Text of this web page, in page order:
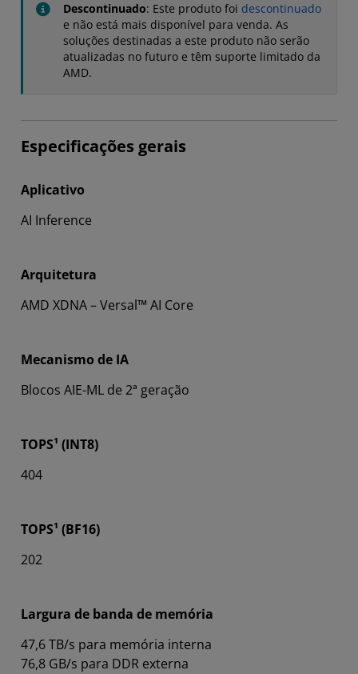
Descontinuado: Este produto foi descontinuado
e não está mais disponível para venda. As
soluções destinadas a este produto não serão
atualizadas no futuro e têm suporte limitado da
AMD.
Especificações gerais
Aplicativo
AI Inference
Arquitetura
AMD XDNA – Versal™ AI Core
Mecanismo de IA
Blocos AIE-ML de 2ª geração
TOPS¹ (INT8)
404
TOPS¹ (BF16)
202
Largura de banda de memória
47,6 TB/s para memória interna
76,8 GB/s para DDR externa